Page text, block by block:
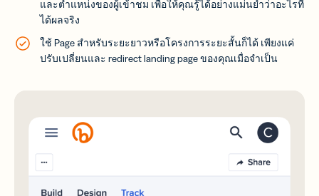
และตำแหน่งของผู้เข้าชม เพื่อให้คุณรู้ได้อย่างแม่นยำว่าอะไรที่
ได้ผลจริง
ใช้ Page สำหรับระยะยาวหรือโครงการระยะสั้นก็ได้ เพียงแค่
ปรับเปลี่ยนและ redirect landing page ของคุณเมื่อจำเป็น